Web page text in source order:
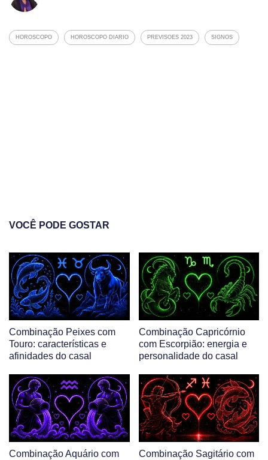
HOROSCOPO HOROSCOPO DIARIO PREVISOES 2023 SIGNOS
VOCÊ PODE GOSTAR
Combinação Peixes com
Touro: características e
afinidades do casal
Combinação Capricórnio
com Escorpião: energia e
personalidade do casal
Combinação Aquário com
Combinação Sagitário com